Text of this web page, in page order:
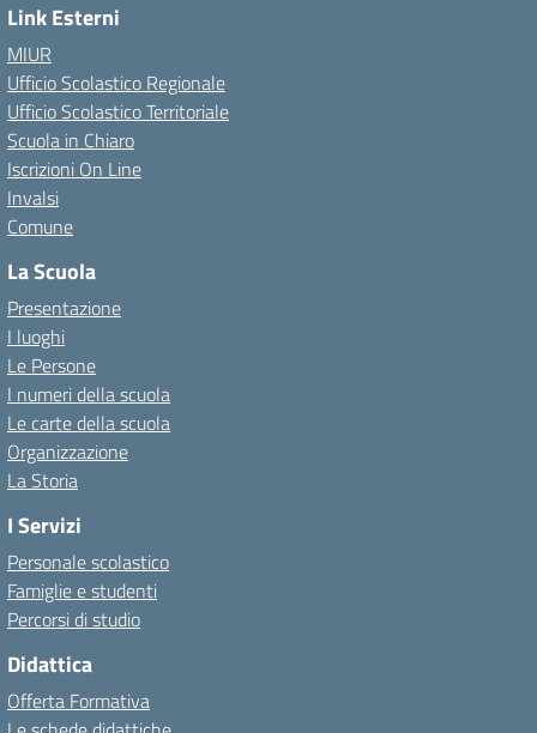
Link Esterni
MIUR
Ufficio Scolastico Regionale
Ufficio Scolastico Territoriale
Scuola in Chiaro
Iscrizioni On Line
Invalsi
Comune
La Scuola
Presentazione
I luoghi
Le Persone
I numeri della scuola
Le carte della scuola
Organizzazione
La Storia
I Servizi
Personale scolastico
Famiglie e studenti
Percorsi di studio
Didattica
Offerta Formativa